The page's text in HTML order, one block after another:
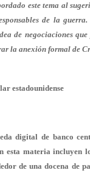
este tema al
de la
de negociaciones
la anexión formal de
estadounidense
digital de banco
esta materia incluyen
de una docena de